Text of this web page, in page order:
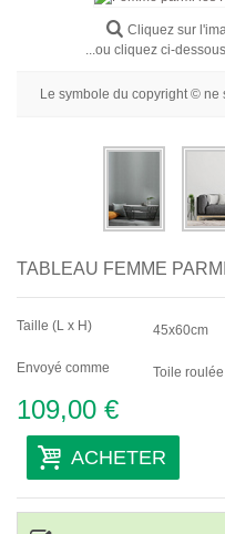
Portraits
Par Pièce
Cliquez sur
...ou cliquez ci-
Le symbole du copyright © ne
TABLEAU FEMME
Taille (L x H) 45x60cm
Envoyé comme Toile roulée
109,00 €
ACHETER